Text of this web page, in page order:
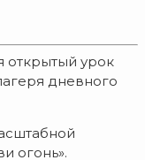
открытый урок
дневного
огонь».